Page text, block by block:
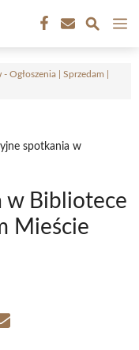
- Ogłoszenia | Sprzedam |
spotkania w
w Bibliotece
Mieście
Share